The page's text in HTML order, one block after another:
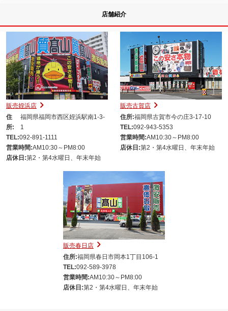
店舗紹介
販売姪浜店
住
所:
福岡県福岡市西区姪浜駅南1-3-
1
TEL:092-891-1111
営業時間:AM10:30～PM8:00
店休日:第2・第4水曜日、年末年始
販売古賀店
住所:福岡県古賀市今の庄3-17-10
TEL:092-943-5353
営業時間:AM10:30～PM8:00
店休日:第2・第4水曜日、年末年始
販売春日店
住所:福岡県春日市岡本1丁目106-1
TEL:092-589-3978
営業時間:AM10:30～PM8:00
店休日:第2・第4水曜日、年末年始